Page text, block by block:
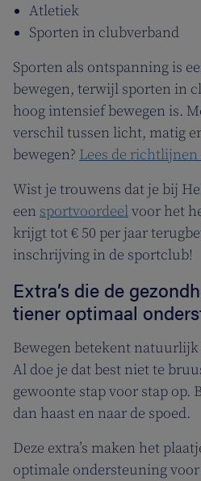
Atletiek
Sporten in clubverband
Sporten als ontspanning is
bewegen, terwijl sporten in
hoog intensief bewegen is.
verschil tussen licht, matig
bewegen? Lees de richtlijnen
Wist je trouwens dat je bij
een sportvoordeelvoor het
krijgt tot € 50 per jaar
inschrijving in de sportclub!
Extra’s die de
tiener optimaal
Bewegen betekent
Al doe je dat best niet te
gewoonte stap voor stap op.
dan haast en naar de spoed.
Deze extra’s maken het
optimale ondersteuning